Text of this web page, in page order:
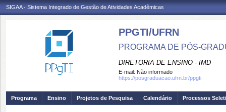
SIGAA - Sistema Integrado de Gestão de Atividades Acadêmicas
PPGTI/UFRN
PROGRAMA DE PÓS-
DIRETORIA DE ENSINO - IMD
E-mail: Não informado
https://posgraduacao.ufrn.br/ppgti
Programa Ensino Projetos de Pesquisa Calendário Processos